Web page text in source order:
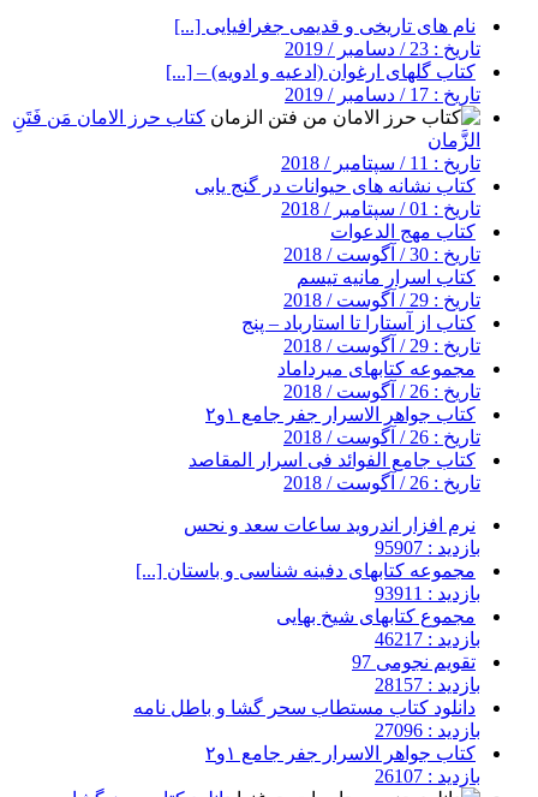
نام های تاریخی و قدیمی جغرافیایی [...]
تاریخ : 23 / دسامبر / 2019
کتاب گلهای ارغوان (ادعیه و ادویه) – [...]
تاریخ : 17 / دسامبر / 2019
کتاب حرز الامان مَن فَتَنِ
الزَّمان
تاریخ : 11 / سپتامبر / 2018
کتاب نشانه های حیوانات در گنج یابی
تاریخ : 01 / سپتامبر / 2018
کتاب مهج الدعوات
تاریخ : 30 / آگوست / 2018
کتاب اسرار مانیه تیسم
تاریخ : 29 / آگوست / 2018
کتاب از آستارا تا استارباد – پنج
تاریخ : 29 / آگوست / 2018
مجموعه کتابهای میرداماد
تاریخ : 26 / آگوست / 2018
کتاب جواهر الاسرار جفر جامع ۱و۲
تاریخ : 26 / آگوست / 2018
کتاب جامع الفوائد فی اسرار المقاصد
تاریخ : 26 / آگوست / 2018
نرم افزار اندروید ساعات سعد و نحس
بازدید : 95907
مجموعه کتابهای دفینه شناسی و باستان [...]
بازدید : 93911
مجموع کتابهای شیخ بهایی
بازدید : 46217
تقویم نجومی 97
بازدید : 28157
دانلود کتاب مستطاب سحر گشا و باطل نامه
بازدید : 27096
کتاب جواهر الاسرار جفر جامع ۱و۲
بازدید : 26107